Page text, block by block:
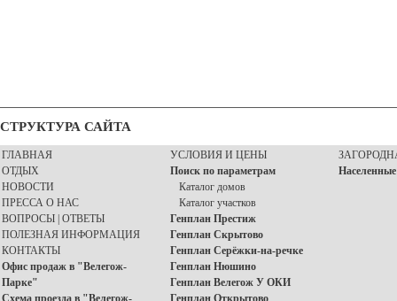
СТРУКТУРА САЙТА
ГЛАВНАЯ
ОТДЫХ
НОВОСТИ
ПРЕССА О НАС
ВОПРОСЫ | ОТВЕТЫ
ПОЛЕЗНАЯ ИНФОРМАЦИЯ
КОНТАКТЫ
Офис продаж в "Велегож-
Парке"
Схема проезда в "Велегож-
УСЛОВИЯ И ЦЕНЫ
Поиск по параметрам
Каталог домов
Каталог участков
Генплан Престиж
Генплан Скрытово
Генплан Серёжки-на-речке
Генплан Нюшино
Генплан Велегож У ОКИ
Генплан Открытово